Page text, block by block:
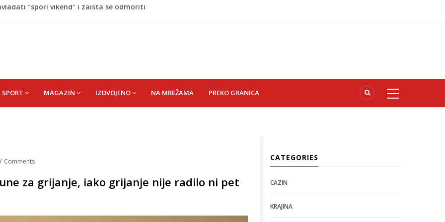
policajca i oštetio vrata
Honda Civic dobila odlične ocjene
"spori vikend" i zaista se odmoriti
SPORT MAGAZIN IZDVOJENO NA MREŽAMA PREKO GRANICA
/ Comments
za grijanje, iako grijanje nije radilo ni pet
CATEGORIES
CAZIN
KRAJINA